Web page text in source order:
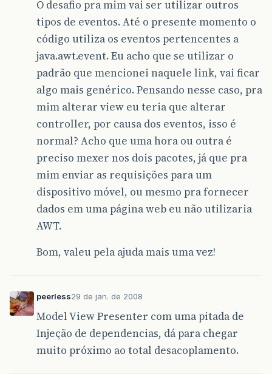
O desafio pra mim vai ser utilizar outros
tipos de eventos. Até o presente momento o
código utiliza os eventos pertencentes a
java.awt.event. Eu acho que se utilizar o
padrão que mencionei naquele link, vai ficar
algo mais genérico. Pensando nesse caso, pra
mim alterar view eu teria que alterar
controller, por causa dos eventos, isso é
normal? Acho que uma hora ou outra é
preciso mexer nos dois pacotes, já que pra
mim enviar as requisições para um
dispositivo móvel, ou mesmo pra fornecer
dados em uma página web eu não utilizaria
AWT.
Bom, valeu pela ajuda mais uma vez!
peerless29 de jan. de 2008
Model View Presenter com uma pitada de
Injeção de dependencias, dá para chegar
muito próximo ao total desacoplamento.